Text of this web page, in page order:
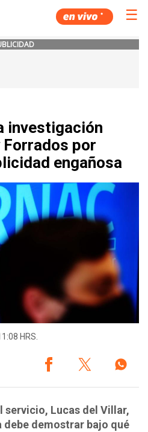
☰
investigación
por
engañosa
HRS.
servicio, Lucas del Villar,
debe demostrar bajo qué